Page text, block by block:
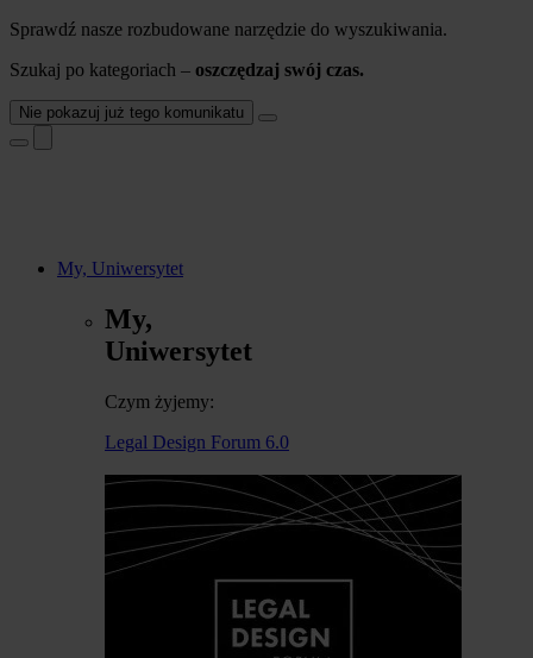
Sprawdź nasze rozbudowane narzędzie do wyszukiwania.
Szukaj po kategoriach – oszczędzaj swój czas.
Nie pokazuj już tego komunikatu
My, Uniwersytet
My,
Uniwersytet
Czym żyjemy:
Legal Design Forum 6.0